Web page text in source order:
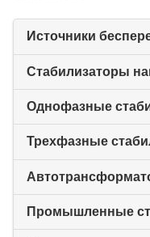
Источники
Однофазные
Трехфазные